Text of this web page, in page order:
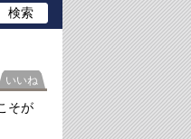
いいね
そが